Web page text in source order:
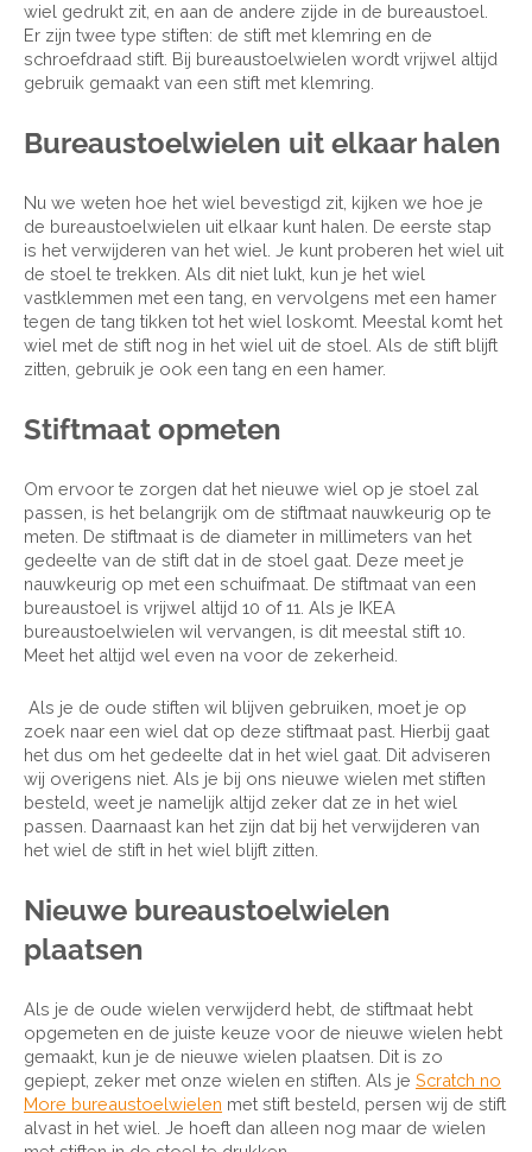
wiel gedrukt zit, en aan de andere zijde in de bureaustoel.
Er zijn twee type stiften: de stift met klemring en de
schroefdraad stift. Bij bureaustoelwielen wordt vrijwel altijd
gebruik gemaakt van een stift met klemring.
Bureaustoelwielen uit elkaar halen
Nu we weten hoe het wiel bevestigd zit, kijken we hoe je
de bureaustoelwielen uit elkaar kunt halen. De eerste stap
is het verwijderen van het wiel. Je kunt proberen het wiel uit
de stoel te trekken. Als dit niet lukt, kun je het wiel
vastklemmen met een tang, en vervolgens met een hamer
tegen de tang tikken tot het wiel loskomt. Meestal komt het
wiel met de stift nog in het wiel uit de stoel. Als de stift blijft
zitten, gebruik je ook een tang en een hamer.
Stiftmaat opmeten
Om ervoor te zorgen dat het nieuwe wiel op je stoel zal
passen, is het belangrijk om de stiftmaat nauwkeurig op te
meten. De stiftmaat is de diameter in millimeters van het
gedeelte van de stift dat in de stoel gaat. Deze meet je
nauwkeurig op met een schuifmaat. De stiftmaat van een
bureaustoel is vrijwel altijd 10 of 11. Als je IKEA
bureaustoelwielen wil vervangen, is dit meestal stift 10.
Meet het altijd wel even na voor de zekerheid.
Als je de oude stiften wil blijven gebruiken, moet je op
zoek naar een wiel dat op deze stiftmaat past. Hierbij gaat
het dus om het gedeelte dat in het wiel gaat. Dit adviseren
wij overigens niet. Als je bij ons nieuwe wielen met stiften
besteld, weet je namelijk altijd zeker dat ze in het wiel
passen. Daarnaast kan het zijn dat bij het verwijderen van
het wiel de stift in het wiel blijft zitten.
Nieuwe bureaustoelwielen
plaatsen
Als je de oude wielen verwijderd hebt, de stiftmaat hebt
opgemeten en de juiste keuze voor de nieuwe wielen hebt
gemaakt, kun je de nieuwe wielen plaatsen. Dit is zo
gepiept, zeker met onze wielen en stiften. Als je Scratch no
More bureaustoelwielen met stift besteld, persen wij de stift
alvast in het wiel. Je hoeft dan alleen nog maar de wielen